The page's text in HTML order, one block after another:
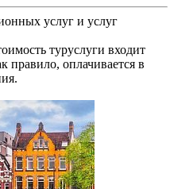
услуг и услуг
туруслуги входит
правило, оплачивается в